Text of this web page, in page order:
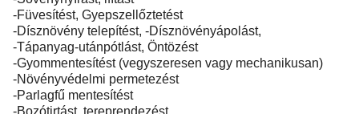
-Füvesítést, Gyepszellőztetést
-Dísznövény telepítést, -Dísznövényápolást,
-Tápanyag-utánpótlást, Öntözést
-Gyommentesítést (vegyszeresen vagy mechanikusan)
-Növényvédelmi permetezést
-Parlagfű mentesítést
-Bozótirtást, tereprendezést